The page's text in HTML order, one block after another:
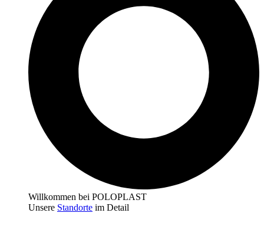
Willkommen bei POLOPLAST
Unsere Standorte im Detail